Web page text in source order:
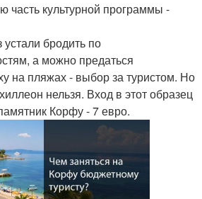
часть культурной программы -
бродить по
а можно предаться
на пляжах - выбор за туристом. Но
нельзя. Вход в этот образец
Корфу - 7 евро.